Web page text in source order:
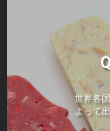
世界各
よって
世界各
よって
世界各
よって
世界各
よって
世界各
よって
世界各
よって
世界各
よって
世界各
よって
世界各
よって